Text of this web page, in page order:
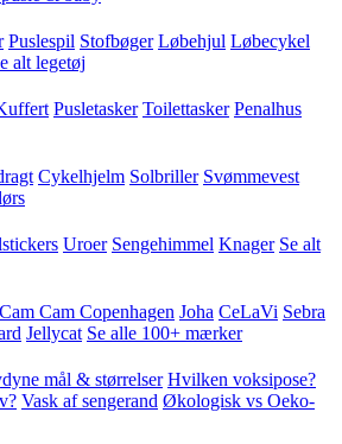
Puslespil Stofbøger Løbehjul Løbecykel
alt legetøj
Pusletasker Toilettasker Penalhus
Cykelhjelm Solbriller Svømmevest
Uroer Sengehimmel Knager Se alt
Cam Cam Copenhagen Joha CeLaVi Sebra
Jellycat Se alle 100+ mærker
mål & størrelser Hvilken voksipose?
Vask af sengerand Økologisk vs Oeko-